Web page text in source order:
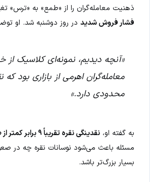
ذهنیت معامله‌گران را از «طمع» به «ترس»
فشار فروش شدید در روز دوشنبه شد. او
«آنچه دیدیم، نمونه‌ای کلاسیک از
معامله‌گران اهرمی از بازاری بود که
محدودی دارد.»
به گفته او، نقدینگی نقره تقریباً ۹ برابر کمتر از طلاست
مسئله باعث می‌شود نوسانات نقره چه در
بسیار بزرگ‌تر باشد.